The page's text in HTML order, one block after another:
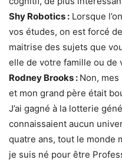
Shy Robotics : Lorsque
vos études, on est forcé
maitrise des sujets que
elle de votre famille ou de
Rodney Brooks : Non, mes
et mon grand père était
J’ai gagné à la lotterie
connaissaient aucun
quatre ans, tout le monde
je suis né pour être